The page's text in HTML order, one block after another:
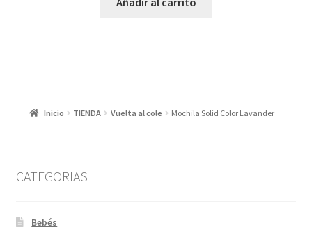
Inicio TIENDA Vuelta al cole Mochila Solid Color Lavander
CATEGORIAS
Bebés